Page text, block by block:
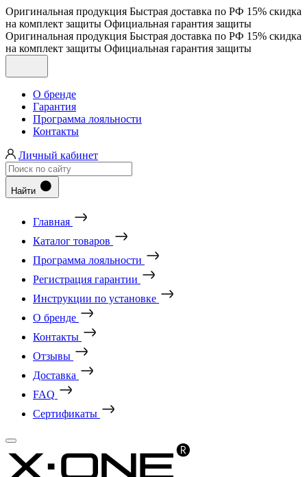
Оригинальная продукция Быстрая доставка по РФ 15% скидка
на комплект защиты Официальная гарантия защиты
Оригинальная продукция Быстрая доставка по РФ 15% скидка
на комплект защиты Официальная гарантия защиты
О бренде
Гарантия
Программа лояльности
Контакты
Личный кабинет
Найти
Главная
Каталог товаров
Программа лояльности
Регистрация гарантии
Инструкции по установке
О бренде
Контакты
Отзывы
Доставка
FAQ
Сертификаты